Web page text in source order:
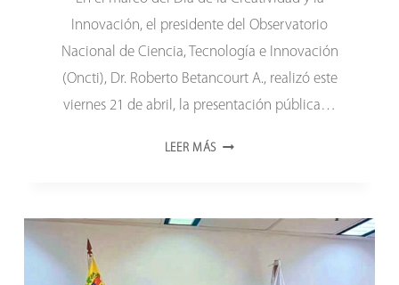
Innovación, el presidente del Observatorio
Nacional de Ciencia, Tecnología e Innovación
(Oncti), Dr. Roberto Betancourt A., realizó este
viernes 21 de abril, la presentación pública…
LEER MÁS VENEZUELA
PRIMER
METODOLÓGICO